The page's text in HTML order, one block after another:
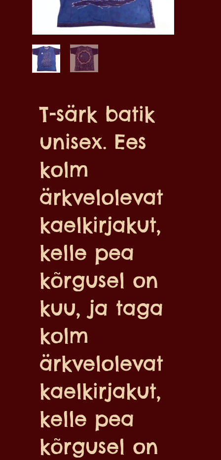
T-särk batik
unisex. Ees
kolm
ärkvelolevat
kaelkirjakut,
kelle pea
kõrgusel on
kuu, ja taga
kolm
ärkvelolevat
kaelkirjakut,
kelle pea
kõrgusel on